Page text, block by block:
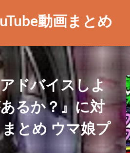
動画まとめ
ドバイスしよ
るか？』に対
とめ ウマ娘プ